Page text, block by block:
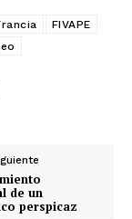
FIVAPE
de un
perspicaz